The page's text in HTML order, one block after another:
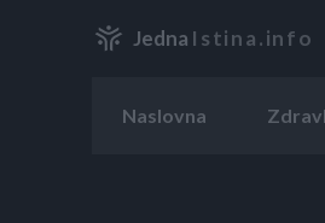
Jedna Istina.info
Naslovna